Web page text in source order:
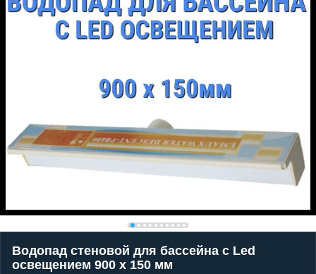
Водопад стеновой для бассейна с Led
освещением 900 x 150 мм